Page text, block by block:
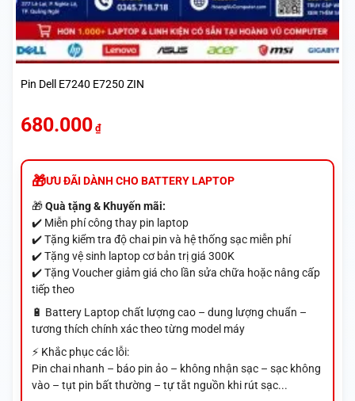
Pin Dell E7240 E7250 ZIN
680.000 ₫
ƯU ĐÃI DÀNH CHO BATTERY LAPTOP
🎁Quà tặng & Khuyến mãi:
✔️ Miễn phí công thay pin laptop
✔️ Tặng kiểm tra độ chai pin và hệ thống sạc miễn phí
✔️ Tặng vệ sinh laptop cơ bản trị giá 300K
✔️ Tặng Voucher giảm giá cho lần sửa chữa hoặc nâng cấp
tiếp theo
🔋 Battery Laptop chất lượng cao – dung lượng chuẩn –
tương thích chính xác theo từng model máy
⚡ Khắc phục các lỗi:
Pin chai nhanh – báo pin ảo – không nhận sạc – sạc không
vào – tụt pin bất thường – tự tắt nguồn khi rút sạc...